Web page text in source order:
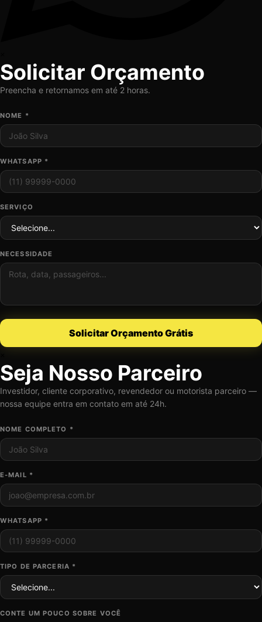
Solicitar Orçamento
Preencha e retornamos em até 2 horas.
NOME *
WHATSAPP *
SERVIÇO
NECESSIDADE
Solicitar Orçamento Grátis
Seja Nosso Parceiro
Investidor, cliente corporativo, revendedor ou motorista parceiro —
nossa equipe entra em contato em até 24h.
NOME COMPLETO *
E-MAIL *
WHATSAPP *
TIPO DE PARCERIA *
CONTE UM POUCO SOBRE VOCÊ